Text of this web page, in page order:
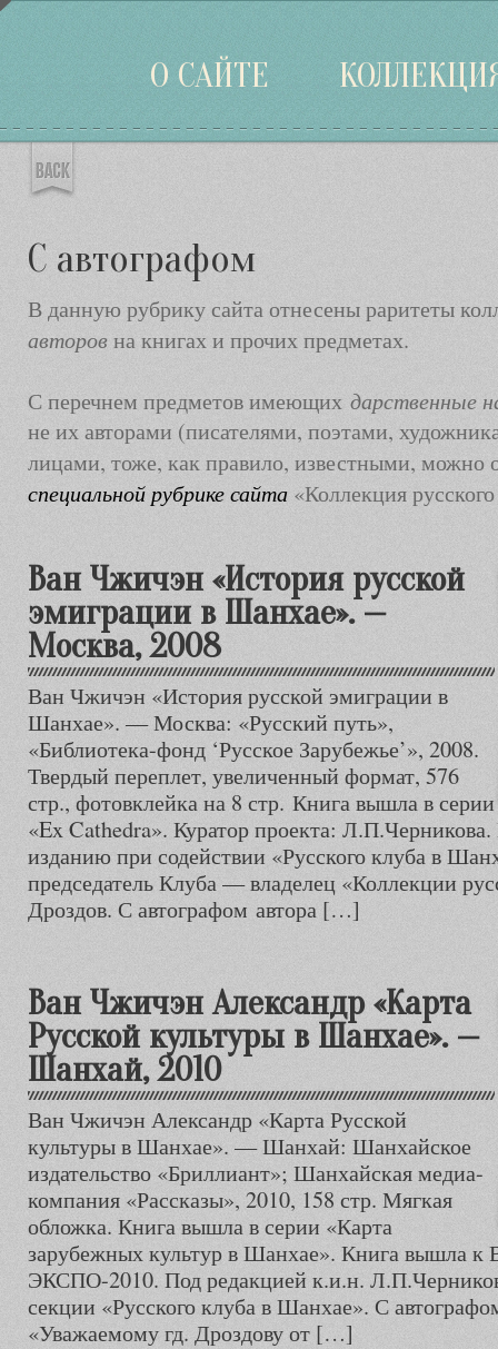
О САЙТЕ
С автографом
В данную рубрику сайта отнесены раритеты
авторовна книгах и прочих предметах.
С перечнем предметов имеющих дарственные
не их авторами (писателями, поэтами,
лицами, тоже, как правило, известными, можно
специальной рубрике сайта «Коллекция
Ван Чжичэн «История русской
эмиграции в Шанхае». —
Москва, 2008
Ван Чжичэн «История русской эмиграции в
Шанхае». — Москва: «Русский путь»,
«Библиотека-фонд ‘Русское Зарубежье’», 2008.
Твердый переплет, увеличенный формат, 576
стр., фотовклейка на 8 стр. Книга вышла в серии
«Ex Cathedra». Куратор проекта: Л.П.Черникова.
изданию при содействии «Русского клуба в
председатель Клуба — владелец «Коллекции
Дроздов. С автографом автора […]
Ван Чжичэн Александр «Карта
Русской культуры в Шанхае». —
Шанхай, 2010
Ван Чжичэн Александр «Карта Русской
культуры в Шанхае». — Шанхай: Шанхайское
издательство «Бриллиант»; Шанхайская медиа-
компания «Рассказы», 2010, 158 стр. Мягкая
обложка. Книга вышла в серии «Карта
зарубежных культур в Шанхае». Книга вышла к
ЭКСПО-2010. Под редакцией к.и.н.
секции «Русского клуба в Шанхае». С
«Уважаемому гд. Дроздову от […]